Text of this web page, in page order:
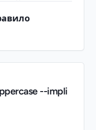
--impli